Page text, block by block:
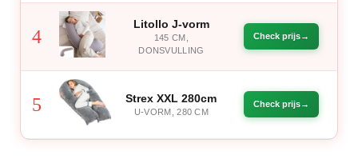
4
Litollo J-vorm
145 CM,
DONSVULLING
Check prijs
5 Strex XXL 280cm
U-VORM, 280 CM
Check prijs